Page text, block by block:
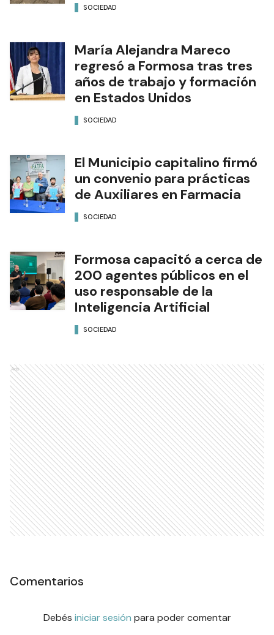
SOCIEDAD
María Alejandra Mareco
regresó a Formosa tras tres
años de trabajo y formación
en Estados Unidos
SOCIEDAD
El Municipio capitalino firmó
un convenio para prácticas
de Auxiliares en Farmacia
SOCIEDAD
Formosa capacitó a cerca de
200 agentes públicos en el
uso responsable de la
Inteligencia Artificial
SOCIEDAD
Ads
Comentarios
Debés iniciar sesión para poder comentar